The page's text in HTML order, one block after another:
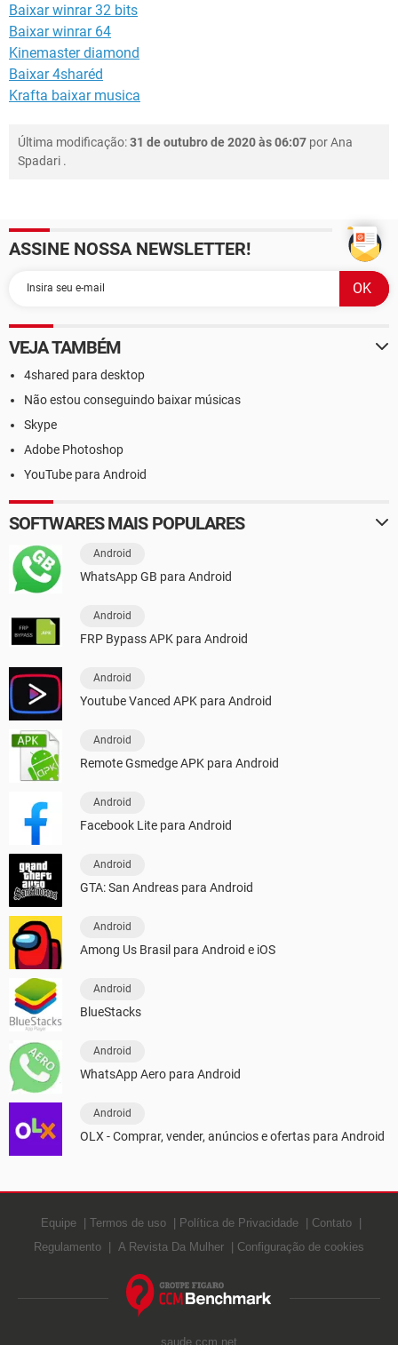
Baixar winrar 32 bits
Baixar winrar 64
Kinemaster diamond
Baixar 4sharéd
Krafta baixar musica
Última modificação:31 de outubro de 2020 às 06:07 porAna
Spadari .
ASSINE NOSSA NEWSLETTER!
VEJA TAMBÉM
4shared para desktop
Não estou conseguindo baixar músicas
Skype
Adobe Photoshop
YouTube para Android
SOFTWARES MAIS POPULARES
Android
WhatsApp GB para Android
Android
FRP Bypass APK para Android
Android
Youtube Vanced APK para Android
Android
Remote Gsmedge APK para Android
Android
Facebook Lite para Android
Android
GTA: San Andreas para Android
Android
Among Us Brasil para Android e iOS
Android
BlueStacks
Android
WhatsApp Aero para Android
Android
OLX - Comprar, vender, anúncios e ofertas para Android
Equipe Termos de uso Política de Privacidade
Contato
Regulamento
A Revista Da Mulher Configuração de cookies
saude.ccm.net